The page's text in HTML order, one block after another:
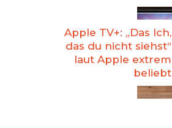
Apple TV+: „Das Ich,
das du nicht siehst“
laut Apple extrem
beliebt